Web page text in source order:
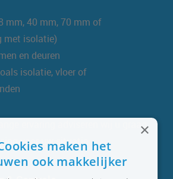
mm, 40 mm, 70 mm of
met isolatie)
en deuren
isolatie, vloer of
ervaring adviseren wij u graag
voor uw situatie.
×
maken het
ook makkelijker